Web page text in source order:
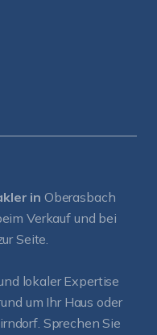
in Oberasbach
Verkauf und bei
Seite.
lokaler Expertise
um Ihr Haus oder
Sprechen Sie